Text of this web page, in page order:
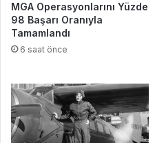
MGA Operasyonlarını Yüzde
98 Başarı Oranıyla
Tamamlandı
6 saat önce